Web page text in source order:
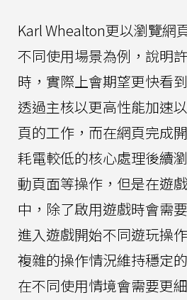
Karl Whealton更以瀏覽網
不同使用場景為例，說明
時，實際上會期望更快看
透過主核以更高性能加速
頁的工作，而在網頁完成
耗電較低的核心處理後續
動頁面等操作，但是在遊
中，除了啟用遊戲時會需
進入遊戲開始不同遊玩操
複雜的操作情況維持穩定
在不同使用情境會需要更